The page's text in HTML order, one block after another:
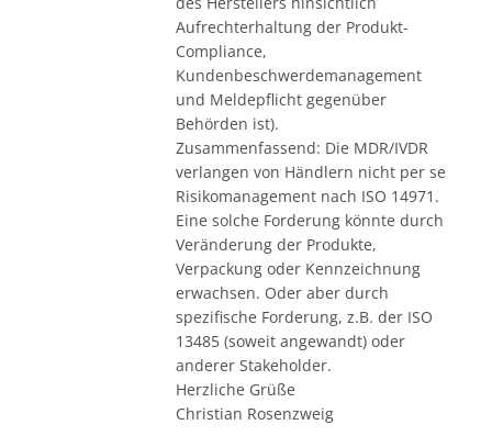
Aufrechterhaltung der Produkt-
Compliance,
Kundenbeschwerdemanagement
und Meldepflicht gegenüber
Behörden ist).
Zusammenfassend: Die MDR/IVDR
verlangen von Händlern nicht per se
Risikomanagement nach ISO 14971.
Eine solche Forderung könnte durch
Veränderung der Produkte,
Verpackung oder Kennzeichnung
erwachsen. Oder aber durch
spezifische Forderung, z.B. der ISO
13485 (soweit angewandt) oder
anderer Stakeholder.
Herzliche Grüße
Christian Rosenzweig